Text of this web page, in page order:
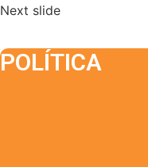
Next slide
POLÍTICA